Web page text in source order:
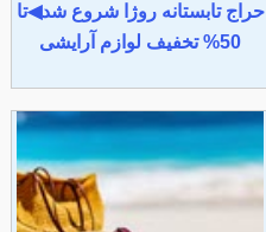
حراج تابستانه روژا شروع شد◀تا
50% تخفیف لوازم آرایشی